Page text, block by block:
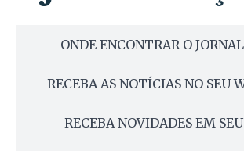
ONDE ENCONTRAR O
RECEBA AS NOTÍCIAS NO SEU
RECEBA NOVIDADES EM